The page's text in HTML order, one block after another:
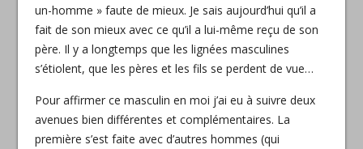
un-homme » faute de mieux. Je sais aujourd’hui qu’il a
fait de son mieux avec ce qu’il a lui-même reçu de son
père. Il y a longtemps que les lignées masculines
s’étiolent, que les pères et les fils se perdent de vue…
Pour affirmer ce masculin en moi j’ai eu à suivre deux
avenues bien différentes et complémentaires. La
première s’est faite avec d’autres hommes (qui